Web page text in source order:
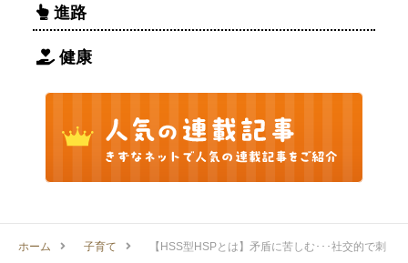
進路
健康
ホーム 子育て
【HSS型HSPとは】矛盾に苦しむ･･･社交的で刺